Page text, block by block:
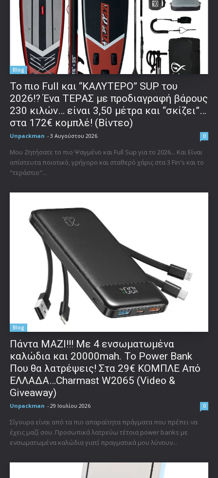
Blog
To πιο Full και “ΚΑΛΥΤΕΡΟ” SUP του
2026!? Ένα ΤΕΡΑΣ με προδιαγραφή βάρους
230 κιλών… είναι 3,50 μέτρα και “σκίζει”…
στα 172€ κομπλέ! (Βίντεο)
Unpackman - 3 Αυγούστου 2026 0
Μου Ζητήσατε το πιο Ψαγμένο και Full Sup για το 2026... Και Είναι
απίστευτα ποιοτικό, γρήγορο και σταθερό χάρις στα 3 Fin's και το
"τεράστιο"...
Blog
Πάντα ΜΑΖΙ!!! Με 4 ενσωματωμένα
καλώδια και 20000mah. Το Power Bank
Που θα λατρέψεις! Στα 29€ ΚΟΜΠΛΕ Από
ΕΛΛΑΔΑ…Charmast W2065 (Video &
Giveaway)
Unpackman - 29 Ιουλίου 2026 0
Σίγουρα είναι από τα πιο απαραίτητα πράγματα που πρέπει να
έχεις μαζί σου. Προσωπικά λατρεύω τέτοια power banks με
ενσωματωμένα καλώδια γιατί πραγματικά μου λύνουν...